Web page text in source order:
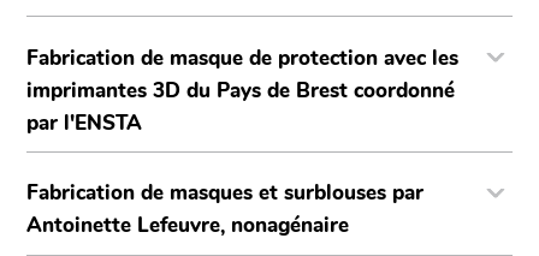
Fabrication de masque de protection avec les
imprimantes 3D du Pays de Brest coordonné
par l'ENSTA
Fabrication de masques et surblouses par
Antoinette Lefeuvre, nonagénaire